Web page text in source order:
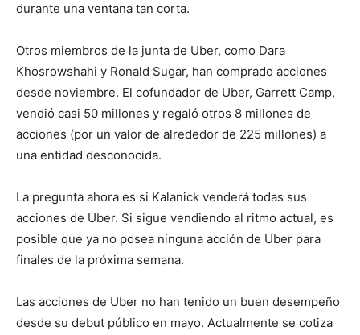
durante una ventana tan corta.
Otros miembros de la junta de Uber, como Dara
Khosrowshahi y Ronald Sugar, han comprado acciones
desde noviembre. El cofundador de Uber, Garrett Camp,
vendió casi 50 millones y regaló otros 8 millones de
acciones (por un valor de alrededor de 225 millones) a
una entidad desconocida.
La pregunta ahora es si Kalanick venderá todas sus
acciones de Uber. Si sigue vendiendo al ritmo actual, es
posible que ya no posea ninguna acción de Uber para
finales de la próxima semana.
Las acciones de Uber no han tenido un buen desempeño
desde su debut público en mayo. Actualmente se cotiza